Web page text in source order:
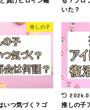
いた？
推しの子
いつ気づく？ゴ
推しの子